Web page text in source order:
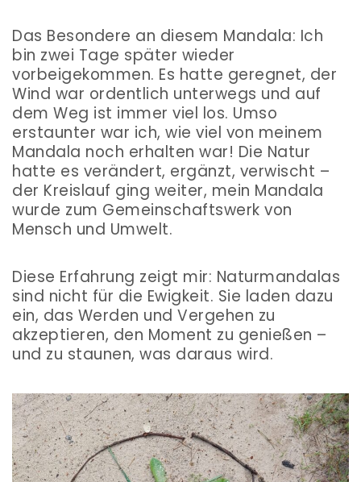
Das Besondere an diesem Mandala: Ich
bin zwei Tage später wieder
vorbeigekommen. Es hatte geregnet, der
Wind war ordentlich unterwegs und auf
dem Weg ist immer viel los. Umso
erstaunter war ich, wie viel von meinem
Mandala noch erhalten war! Die Natur
hatte es verändert, ergänzt, verwischt –
der Kreislauf ging weiter, mein Mandala
wurde zum Gemeinschaftswerk von
Mensch und Umwelt.
Diese Erfahrung zeigt mir: Naturmandalas
sind nicht für die Ewigkeit. Sie laden dazu
ein, das Werden und Vergehen zu
akzeptieren, den Moment zu genießen –
und zu staunen, was daraus wird.